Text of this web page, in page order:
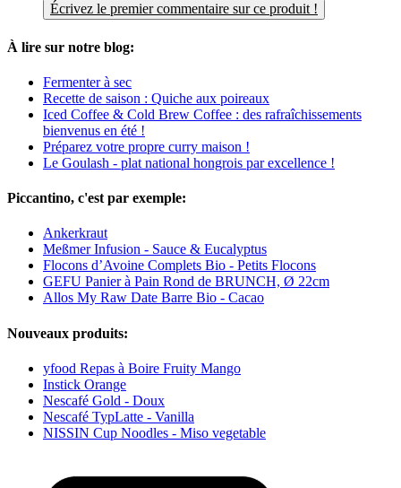
Écrivez le premier commentaire sur ce produit !
À lire sur notre blog:
Fermenter à sec
Recette de saison : Quiche aux poireaux
Iced Coffee & Cold Brew Coffee : des rafraîchissements
bienvenus en été !
Préparez votre propre curry maison !
Le Goulash - plat national hongrois par excellence !
Piccantino, c'est par exemple:
Ankerkraut
Meßmer Infusion - Sauce & Eucalyptus
Flocons d’Avoine Complets Bio - Petits Flocons
GEFU Panier à Pain Rond de BRUNCH, Ø 22cm
Allos My Raw Date Barre Bio - Cacao
Nouveaux produits:
yfood Repas à Boire Fruity Mango
Instick Orange
Nescafé Gold - Doux
Nescafé TypLatte - Vanilla
NISSIN Cup Noodles - Miso vegetable